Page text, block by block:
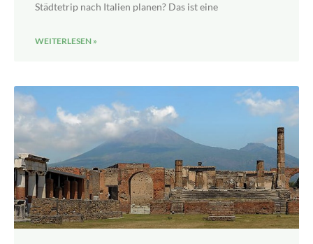
Städtetrip nach Italien planen? Das ist eine
WEITERLESEN »